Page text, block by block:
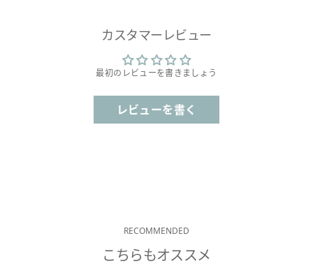
カスタマーレビュー
最初のレビューを書きましょう
レビューを書く
RECOMMENDED
こちらもオススメ